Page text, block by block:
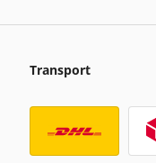
Transport